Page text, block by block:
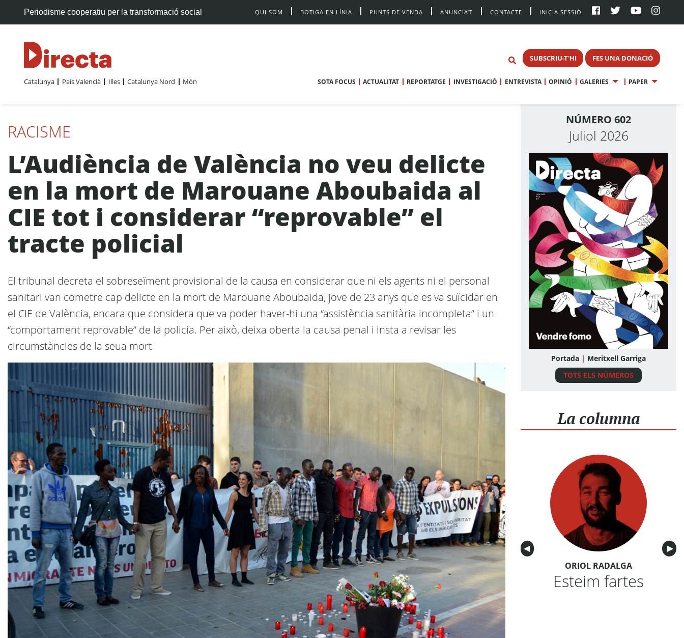
Periodisme cooperatiu per la transformació social QUI SOM BOTIGA EN LÍNIA PUNTS DE VENDA ANUNCIA’T CONTACTE INICIA SESSIÓ
SUBSCRIU-T'HI FES UNA DONACIÓ
Catalunya País Valencià Illes Catalunya Nord Món SOTA FOCUS ACTUALITAT REPORTATGE INVESTIGACIÓ ENTREVISTA OPINIÓ GALERIES PAPER
RACISME
L’Audiència de València no veu delicte
en la mort de Marouane Aboubaida al
CIE tot i considerar “reprovable” el
tracte policial
El tribunal decreta el sobreseïment provisional de la causa en considerar que ni els agents ni el personal
sanitari van cometre cap delicte en la mort de Marouane Aboubaida, jove de 23 anys que es va suïcidar en
el CIE de València, encara que considera que va poder haver-hi una “assistència sanitària incompleta” i un
“comportament reprovable” de la policia. Per això, deixa oberta la causa penal i insta a revisar les
circumstàncies de la seua mort
NÚMERO 602
Juliol 2026
Portada | Meritxell Garriga
TOTS ELS NÚMEROS
La columna
Anterior
◀︎ ▶︎
ORIOL RADALGA
Esteim fartes